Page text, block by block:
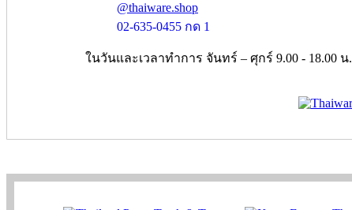
@thaiware.shop
02-635-0455 กด 1
ในวันและเวลาทำการ จันทร์ – ศุกร์ 9.00 - 18.00 น.